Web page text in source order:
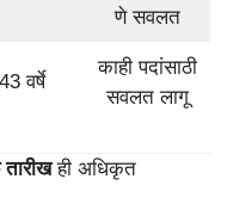
णे सवलत
43 वर्षे
काही पदांसाठी
सवलत लागू
ही अधिकृत